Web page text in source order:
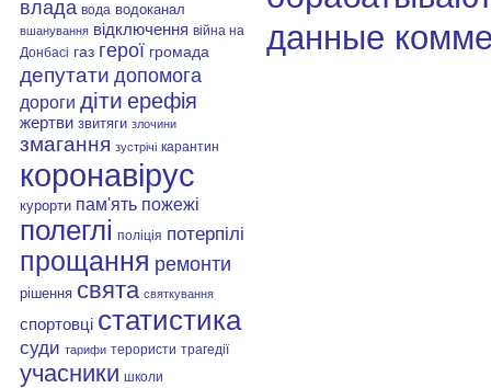
влада вода водоканал
вшанування відключення війна на
Донбасі газ герої громада
депутати допомога
дороги діти ерефія
жертви звитяги злочини
змагання зустрічі карантин
коронавірус
курорти пам'ять пожежі
полеглі поліція потерпілі
прощання ремонти
рішення свята святкування
спортовці статистика
суди тарифи терористи трагедії
учасники школи
данные